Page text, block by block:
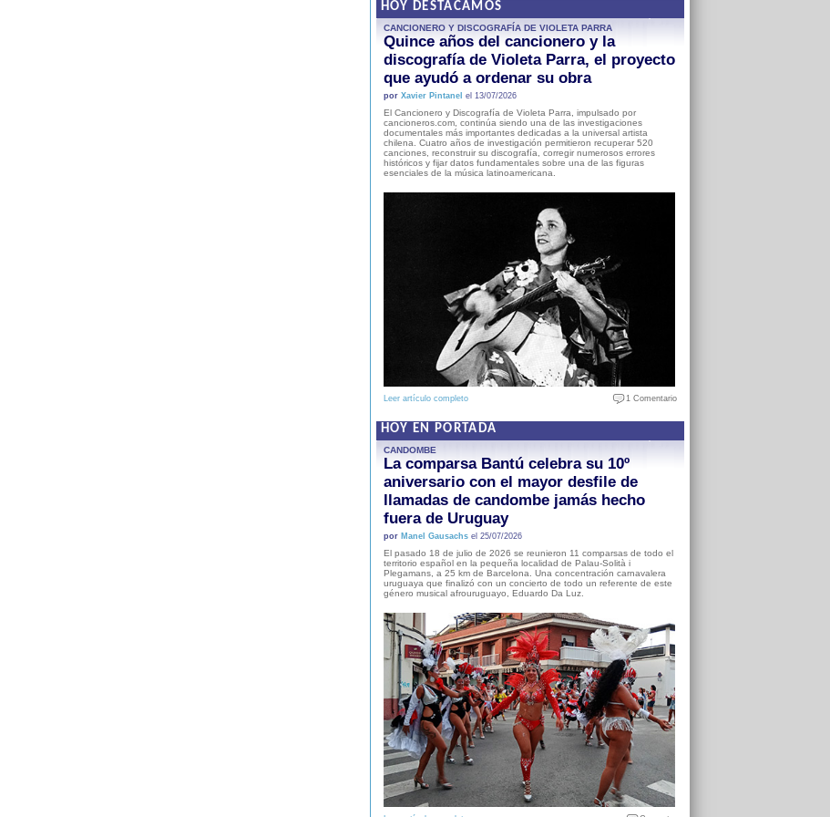
HOY DESTACAMOS
CANCIONERO Y DISCOGRAFÍA DE VIOLETA PARRA
Quince años del cancionero y la
discografía de Violeta Parra, el proyecto
que ayudó a ordenar su obra
por Xavier Pintanel el 13/07/2026
El Cancionero y Discografía de Violeta Parra, impulsado por
cancioneros.com, continúa siendo una de las investigaciones
documentales más importantes dedicadas a la universal artista
chilena. Cuatro años de investigación permitieron recuperar 520
canciones, reconstruir su discografía, corregir numerosos errores
históricos y fijar datos fundamentales sobre una de las figuras
esenciales de la música latinoamericana.
Leer artículo completo 1 Comentario
HOY EN PORTADA
CANDOMBE
La comparsa Bantú celebra su 10º
aniversario con el mayor desfile de
llamadas de candombe jamás hecho
fuera de Uruguay
por Manel Gausachsel 25/07/2026
El pasado 18 de julio de 2026 se reunieron 11 comparsas de todo el
territorio español en la pequeña localidad de Palau-Solità i
Plegamans, a 25 km de Barcelona. Una concentración carnavalera
uruguaya que finalizó con un concierto de todo un referente de este
género musical afrouruguayo, Eduardo Da Luz.